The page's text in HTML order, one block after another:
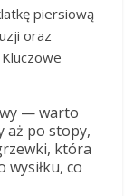
piersiową
oraz
— warto
aż po stopy,
która
co